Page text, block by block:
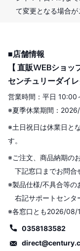
て変更となる場合が
■店舗情報
【 直販WEBショッ
センチュリーダイレ
営業時間：平日 10:00
※夏季休業期間：
※土日祝日は休業日と
す
※ご注文、商品納期の
下記窓口までお問合
※製品仕様/不具合等の
右記サポートセンタ
※各窓口とも2026/08/
0358183582